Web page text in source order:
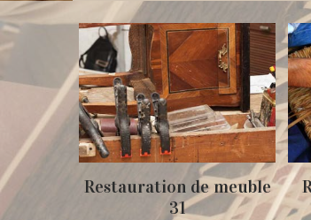
Restauration de meuble
chaises